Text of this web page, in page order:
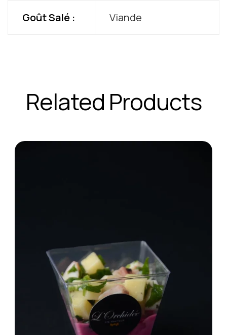
Goût Salé : Viande
Related Products